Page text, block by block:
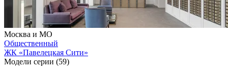
Москва и МО
Общественный
ЖК «Павелецкая Сити»
Модели серии (59)